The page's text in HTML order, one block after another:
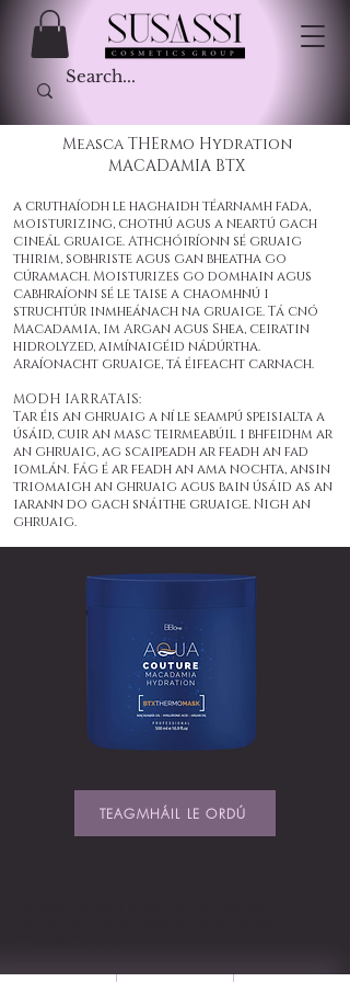
Measca THErmo Hydration
MACADAMIA BTX
a cruthaíodh le haghaidh téarnamh fada,
moisturizing, chothú agus a neartú gach
cineál gruaige. Athchóiríonn sé gruaig
thirim, sobhriste agus gan bheatha go
cúramach. Moisturizes go domhain agus
cabhraíonn sé le taise a chaomhnú i
struchtúr inmheánach na gruaige. Tá cnó
Macadamia, im Argan agus Shea, ceiratin
hidrolyzed, aimínaigéid nádúrtha.
Araíonacht gruaige, tá éifeacht carnach.
MODH IARRATAIS:
Tar éis an ghruaig a ní le seampú speisialta a
úsáid, cuir an masc teirmeabúil i bhfeidhm ar
an ghruaig, ag scaipeadh ar feadh an fad
iomlán. Fág é ar feadh an ama nochta, ansin
triomaigh an ghruaig agus bain úsáid as an
iarann do gach snáithe gruaige. Nigh an
ghruaig.
TEAGMHÁIL LE ORDÚ